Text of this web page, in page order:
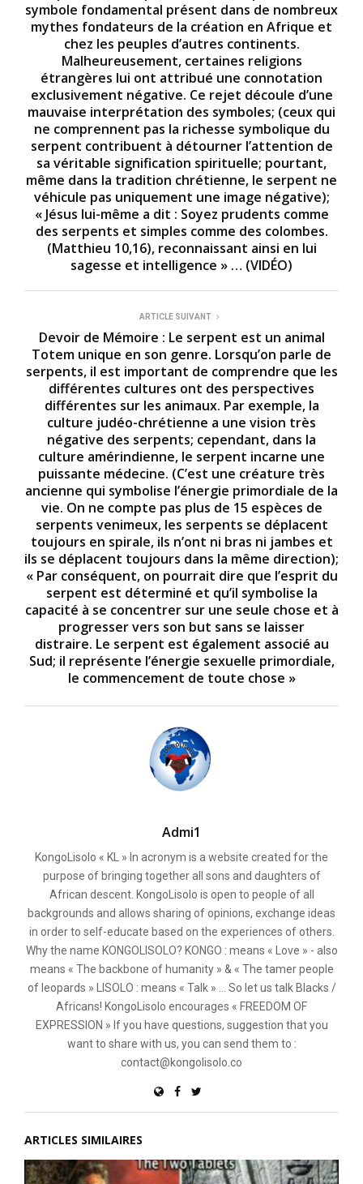
u
c
symbole fondamental présent dans de nombreux
mythes fondateurs de la création en Afrique et
chez les peuples d’autres continents.
Malheureusement, certaines religions
étrangères lui ont attribué une connotation
exclusivement négative. Ce rejet découle d’une
mauvaise interprétation des symboles; (ceux qui
ne comprennent pas la richesse symbolique du
serpent contribuent à détourner l’attention de
sa véritable signification spirituelle; pourtant,
même dans la tradition chrétienne, le serpent ne
véhicule pas uniquement une image négative);
« Jésus lui-même a dit : Soyez prudents comme
des serpents et simples comme des colombes.
(Matthieu 10,16), reconnaissant ainsi en lui
sagesse et intelligence » … (VIDÉO)
ARTICLE SUIVANT
Devoir de Mémoire : Le serpent est un animal
Totem unique en son genre. Lorsqu’on parle de
serpents, il est important de comprendre que les
différentes cultures ont des perspectives
différentes sur les animaux. Par exemple, la
culture judéo-chrétienne a une vision très
négative des serpents; cependant, dans la
culture amérindienne, le serpent incarne une
puissante médecine. (C’est une créature très
ancienne qui symbolise l’énergie primordiale de la
vie. On ne compte pas plus de 15 espèces de
serpents venimeux, les serpents se déplacent
toujours en spirale, ils n’ont ni bras ni jambes et
ils se déplacent toujours dans la même direction);
« Par conséquent, on pourrait dire que l’esprit du
serpent est déterminé et qu’il symbolise la
capacité à se concentrer sur une seule chose et à
progresser vers son but sans se laisser
distraire. Le serpent est également associé au
Sud; il représente l’énergie sexuelle primordiale,
le commencement de toute chose »
Admi1
KongoLisolo « KL » In acronym is a website created for the
purpose of bringing together all sons and daughters of
African descent. KongoLisolo is open to people of all
backgrounds and allows sharing of opinions, exchange ideas
in order to self-educate based on the experiences of others.
Why the name KONGOLISOLO? KONGO : means « Love » - also
means « The backbone of humanity » & « The tamer people
of leopards » LISOLO : means « Talk » ... So let us talk Blacks /
Africans! KongoLisolo encourages « FREEDOM OF
EXPRESSION » If you have questions, suggestion that you
want to share with us, you can send them to :
contact@kongolisolo.co
ARTICLES SIMILAIRES